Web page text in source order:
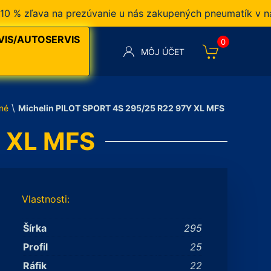
na prezúvanie u nás zakupených pneumatík v
AUTOSERVIS
MÔJ ÚČET
0
\ Michelin PILOT SPORT 4S 295/25 R22 97Y XL MFS
MFS
Vlastnosti:
Šírka
295
Profil
25
Ráfik
22